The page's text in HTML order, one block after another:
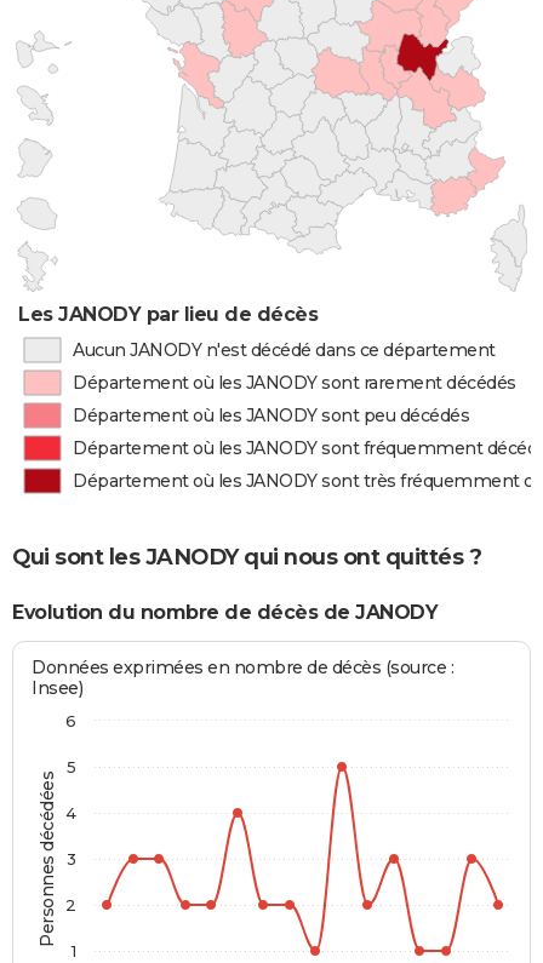
Les JANODY par lieu de décès
Aucun JANODY n'est décédé dans ce département
Département où les JANODY sont rarement décédés
Département où les JANODY sont peu décédés
Département où les JANODY sont fréquemment
Département où les JANODY sont très fréquemment
Qui sont les JANODY qui nous ont quittés ?
Evolution du nombre de décès de JANODY
Personnes décédées
Données exprimées en nombre de décès (source :
Insee)
1
2
3
4
5
6